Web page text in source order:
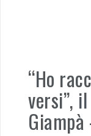
“Ho
versi”,